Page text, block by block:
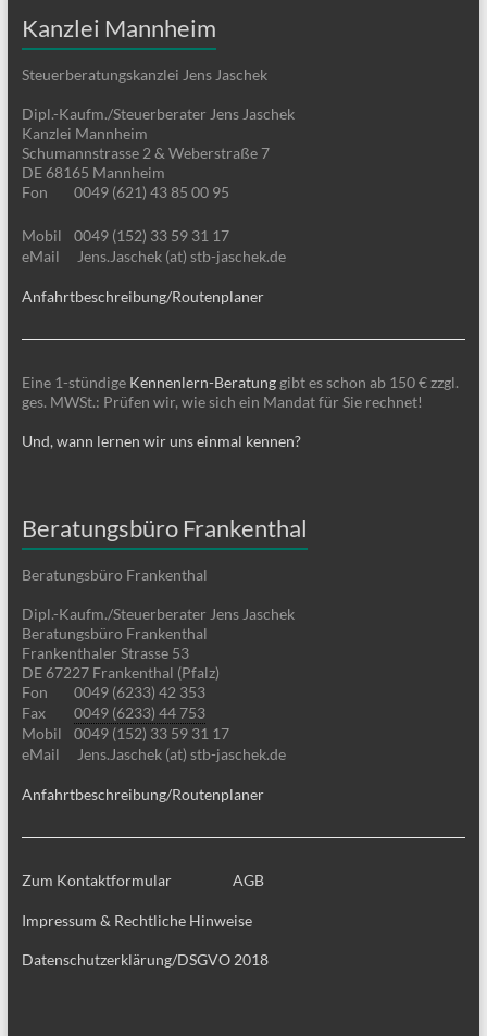
Kanzlei Mannheim
Steuerberatungskanzlei Jens Jaschek
Dipl.-Kaufm./Steuerberater Jens Jaschek
Kanzlei Mannheim
Schumannstrasse 2 & Weberstraße 7
DE 68165 Mannheim
Fon
0049 (621) 43 85 00 95
Mobil
0049 (152) 33 59 31 17
eMail
Jens.Jaschek (at) stb-jaschek.de
Anfahrtbeschreibung/Routenplaner
Eine 1-stündige Kennenlern-Beratunggibt es schon ab 150 € zzgl.
ges. MWSt.: Prüfen wir, wie sich ein Mandat für Sie rechnet!
Und, wann lernen wir uns einmal kennen?
Beratungsbüro Frankenthal
Beratungsbüro Frankenthal
Dipl.-Kaufm./Steuerberater Jens Jaschek
Beratungsbüro Frankenthal
Frankenthaler Strasse 53
DE 67227 Frankenthal (Pfalz)
Fon
0049 (6233) 42 353
Fax
0049 (6233) 44 753
Mobil
0049 (152) 33 59 31 17
eMail
Jens.Jaschek (at) stb-jaschek.de
Anfahrtbeschreibung/Routenplaner
Zum Kontaktformular AGB
Impressum & Rechtliche Hinweise
Datenschutzerklärung/DSGVO 2018